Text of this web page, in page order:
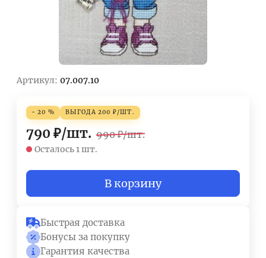
Артикул: 07.007.10
- 20 % ВЫГОДА 200 ₽/ШТ.
790 ₽/шт. 990 ₽/шт.
Осталось 1 шт.
В корзину
Быстрая доставка
Бонусы за покупку
Гарантия качества